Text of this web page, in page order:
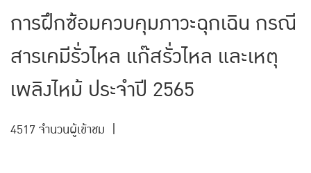
การฝึกซ้อมควบคุมภาวะฉุกเฉิน กรณี
สารเคมีรั่วไหล แก๊สรั่วไหล และเหตุ
เพลิงไหม้ ประจำปี 2565
4517 จำนวนผู้เข้าชม |